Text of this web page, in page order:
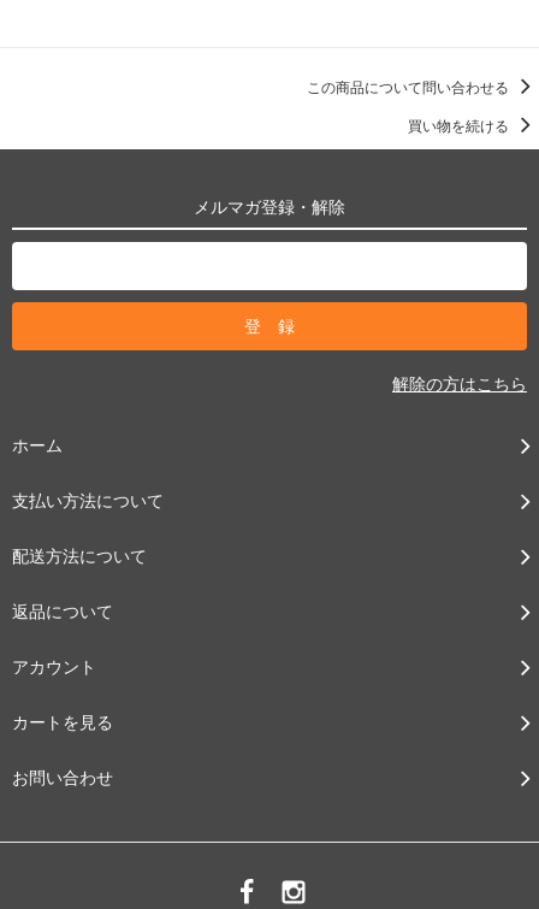
この商品について問い合わせる
買い物を続ける
メルマガ登録・解除
解除の方はこちら
ホーム
支払い方法について
配送方法について
返品について
アカウント
カートを見る
お問い合わせ